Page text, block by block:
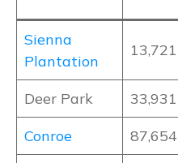
Sienna
Plantation
13,721
Deer Park 33,931
Conroe
87,654